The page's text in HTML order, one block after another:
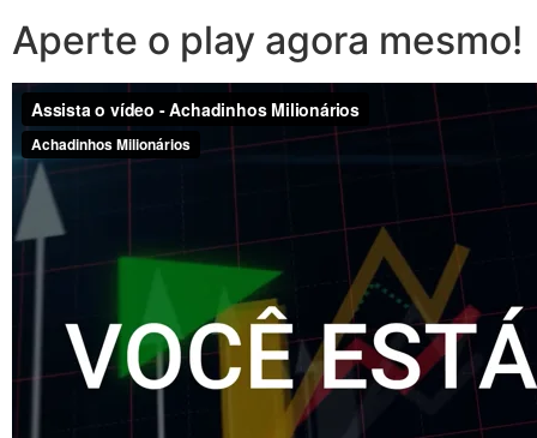
Aperte o play agora mesmo!